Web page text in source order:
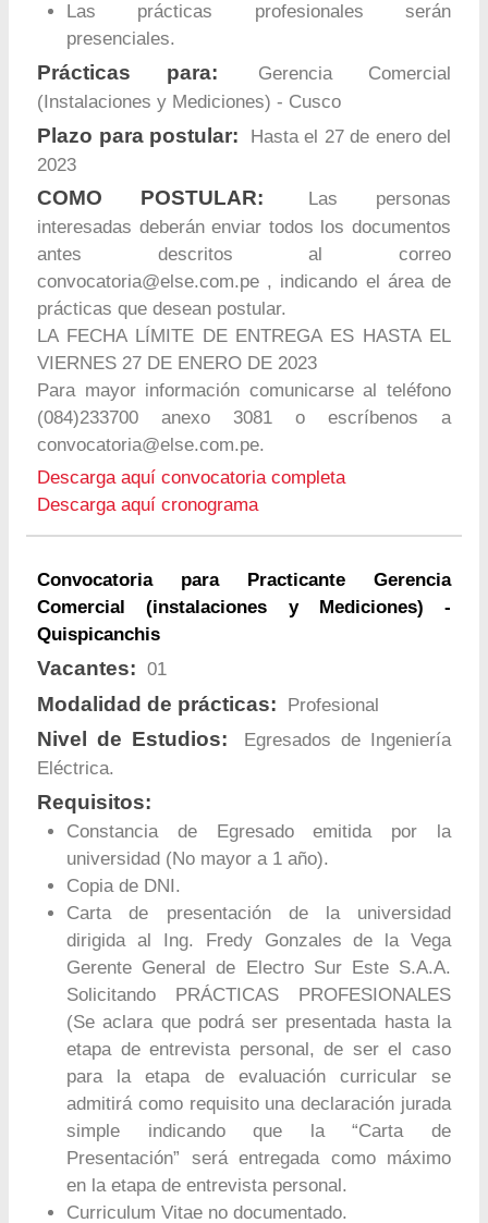
Las prácticas profesionales serán
presenciales.
Prácticas para:
Gerencia Comercial
(Instalaciones y Mediciones) - Cusco
Plazo para postular:
Hasta el 27 de enero del
2023
COMO POSTULAR:
Las personas
interesadas deberán enviar todos los documentos
antes descritos al correo
convocatoria@else.com.pe , indicando el área de
prácticas que desean postular.
LA FECHA LÍMITE DE ENTREGA ES HASTA EL
VIERNES 27 DE ENERO DE 2023
Para mayor información comunicarse al teléfono
(084)233700 anexo 3081 o escríbenos a
convocatoria@else.com.pe.
Descarga aquí convocatoria completa
Descarga aquí cronograma
Convocatoria para Practicante Gerencia
Comercial (instalaciones y Mediciones) -
Quispicanchis
Vacantes: 01
Modalidad de prácticas: Profesional
Nivel de Estudios:
Egresados de Ingeniería
Eléctrica.
Requisitos:
Constancia de Egresado emitida por la
universidad (No mayor a 1 año).
Copia de DNI.
Carta de presentación de la universidad
dirigida al Ing. Fredy Gonzales de la Vega
Gerente General de Electro Sur Este S.A.A.
Solicitando PRÁCTICAS PROFESIONALES
(Se aclara que podrá ser presentada hasta la
etapa de entrevista personal, de ser el caso
para la etapa de evaluación curricular se
admitirá como requisito una declaración jurada
simple indicando que la “Carta de
Presentación” será entregada como máximo
en la etapa de entrevista personal.
Curriculum Vitae no documentado.